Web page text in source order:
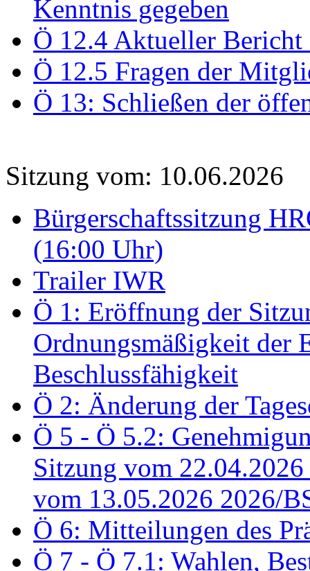
Kenntnis gegeben
Ö 12.4 Aktueller Bericht
Ö 12.5 Fragen der
Ö 13: Schließen der
Sitzung vom: 10.06.2026
Bürgerschaftssitzung
(16:00 Uhr)
Trailer IWR
Ö 1: Eröffnung der
Ordnungsmäßigkeit der
Beschlussfähigkeit
Ö 2: Änderung der
Ö 5 - Ö 5.2:
Sitzung vom
vom 13.05.2026 2026/
Ö 6: Mitteilungen des
Ö 7 - Ö 7.1: Wahlen,